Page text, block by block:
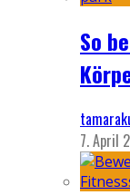
So
7. April